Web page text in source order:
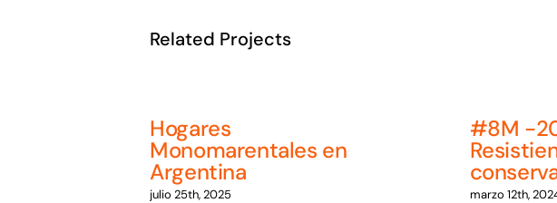
Related Projects
Hogares
Monomarentales en
Argentina
julio 25th, 2025
#8M -
marzo 12th,